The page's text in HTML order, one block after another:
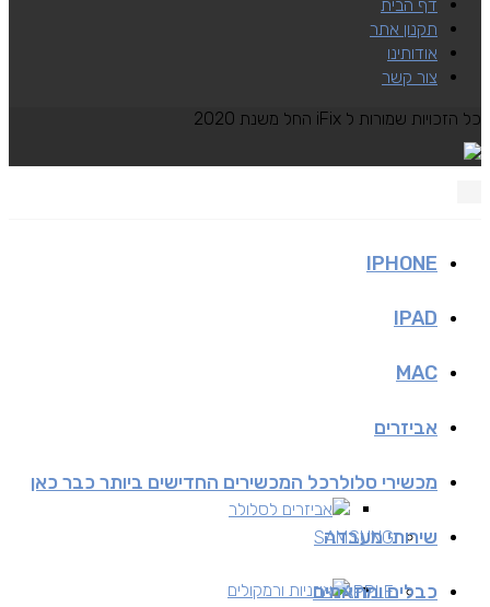
דף הבית
תקנון אתר
אודותינו
צור קשר
כל הזכויות שמורות ל iFix החל משנת 2020
IPHONE
IPAD
MAC
אביזרים
אביזרים לסלולר
אוזניות ורמקולים
מכשירי סלולרכל המכשירים החדישים ביותר כבר כאן
SAMSUNG
APPLE
שירותי מעבדה
כבלים ומתאמים